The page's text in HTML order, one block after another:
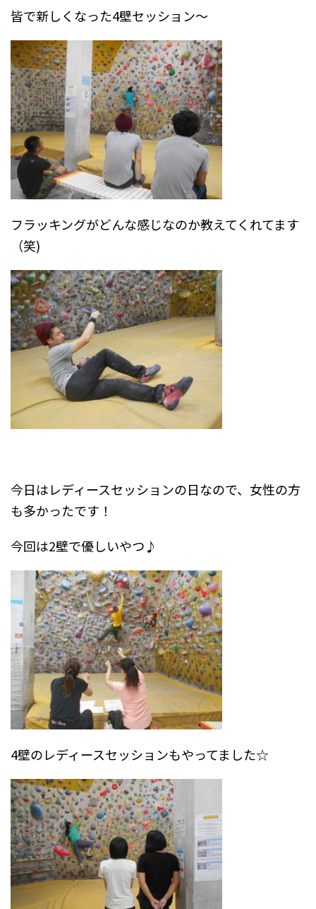
皆で新しくなった4壁セッション～
フラッキングがどんな感じなのか教えてくれてます
（笑)
今日はレディースセッションの日なので、女性の方
も多かったです！
今回は2壁で優しいやつ♪
4壁のレディースセッションもやってました☆